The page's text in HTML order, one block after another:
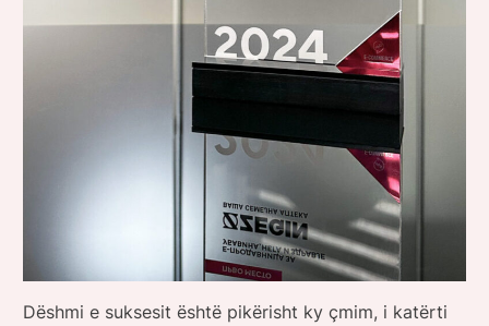
Dëshmi e suksesit është pikërisht ky çmim, i katërti